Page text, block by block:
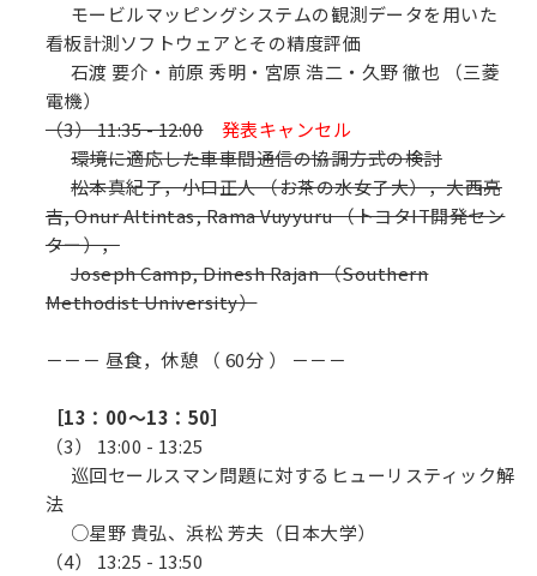
モービルマッピングシステムの観測データを用いた
看板計測ソフトウェアとその精度評価
石渡 要介・前原 秀明・宮原 浩二・久野 徹也 （三菱
電機）
（3） 11:35 - 12:00
発表キャンセル
環境に適応した車車間通信の協調方式の検討
松本真紀子，小口正人 （お茶の水女子大），大西亮
吉, Onur Altintas, Rama Vuyyuru （トヨタIT開発セン
ター），
Joseph Camp, Dinesh Rajan （Southern
Methodist University）
－－－ 昼食，休憩 （ 60分 ） －－－
［13：00～13：50］
（3） 13:00 - 13:25
巡回セールスマン問題に対するヒューリスティック解
法
○星野 貴弘、浜松 芳夫（日本大学）
（4） 13:25 - 13:50